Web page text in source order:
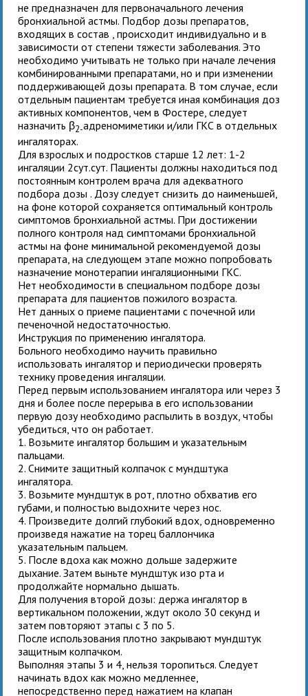
не предназначен для первоначального лечения
бронхиальной астмы. Подбор дозы препаратов,
входящих в состав , происходит индивидуально и в
зависимости от степени тяжести заболевания. Это
необходимо учитывать не только при начале лечения
комбинированными препаратами, но и при изменении
поддерживающей дозы препарата. В том случае, если
отдельным пациентам требуется иная комбинация доз
активных компонентов, чем в Фостере, следует
назначить β2-адреномиметики и/или ГКС в отдельных
ингаляторах.
Длявзрослых и подростков старше 12 лет: 1-2
ингаляции 2сут.сут. Пациенты должны находиться под
постоянным контролем врача для адекватного
подбора дозы . Дозу следует снизить до наименьшей,
на фоне которой сохраняется оптимальный контроль
симптомов бронхиальной астмы. При достижении
полного контроля над симптомами бронхиальной
астмы на фоне минимальной рекомендуемой дозы
препарата, на следующем этапе можно попробовать
назначение монотерапии ингаляционными ГКС.
Нет необходимости в специальном подборе дозы
препарата дляпациентов пожилого возраста.
Нет данных о приемепациентами с почечной или
печеночной недостаточностью.
Инструкция по применению ингалятора.
Больного необходимо научить правильно
использовать ингалятор и периодически проверять
технику проведения ингаляции.
Перед первым использованием ингалятора или через 3
дня и более после перерыва в его использовании
первую дозу необходимо распылить в воздух, чтобы
убедиться, что он работает.
1. Возьмите ингалятор большим и указательным
пальцами.
2. Снимите защитный колпачок с мундштука
ингалятора.
3. Возьмите мундштук в рот, плотно обхватив его
губами, и полностью выдохните через нос.
4. Произведите долгий глубокий вдох, одновременно
произведя нажатие на торец баллончика
указательным пальцем.
5. После вдоха как можно дольше задержите
дыхание. Затем выньте мундштук изо рта и
продолжайте нормально дышать.
Для получения второй дозы: держа ингалятор в
вертикальном положении, ждут около 30 секунд и
затем повторяют этапы с 3 по 5.
После использования плотно закрывают мундштук
защитным колпачком.
Выполняя этапы 3 и 4, нельзя торопиться. Следует
начинать вдох как можно медленнее,
непосредственно перед нажатием на клапан